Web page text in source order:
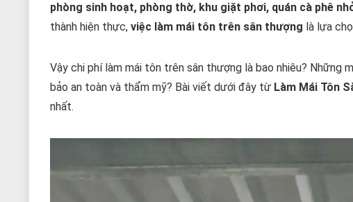
phòng sinh hoạt, phòng thờ, khu giặt phơi, quán cà phê
thành hiện thực, việc làm mái tôn trên sân thượng là lựa
Vậy chi phí làm mái tôn trên sân thượng là bao nhiêu? Những
bảo an toàn và thẩm mỹ? Bài viết dưới đây từ Làm Mái Tôn
nhất.